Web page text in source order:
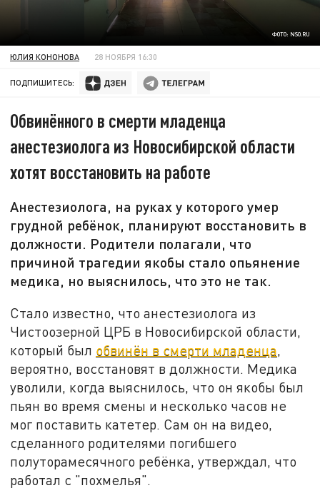
ФОТО: NSO.RU
ЮЛИЯ КОНОНОВА 28 НОЯБРЯ 16:30
ПОДПИШИТЕСЬ:
Обвинённого в смерти младенца
анестезиолога из Новосибирской области
хотят восстановить на работе
Анестезиолога, на руках у которого умер
грудной ребёнок, планируют восстановить в
должности. Родители полагали, что
причиной трагедии якобы стало опьянение
медика, но выяснилось, что это не так.
Стало известно, что анестезиолога из
Чистоозерной ЦРБ в Новосибирской области,
который был обвинён в смерти младенца,
вероятно, восстановят в должности. Медика
уволили, когда выяснилось, что он якобы был
пьян во время смены и несколько часов не
мог поставить катетер. Сам он на видео,
сделанного родителями погибшего
полуторамесячного ребёнка, утверждал, что
работал с "похмелья".